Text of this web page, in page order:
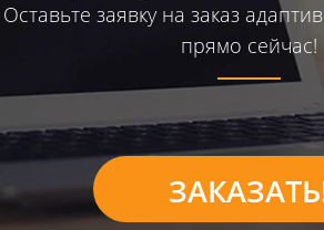
Оставьте заявку на заказ
прямо сейчас!